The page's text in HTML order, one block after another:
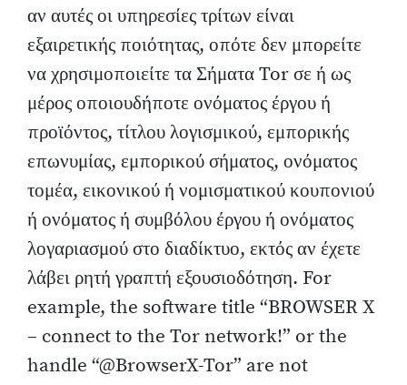
αν αυτές οι υπηρεσίες τρίτων είναι
εξαιρετικής ποιότητας, οπότε δεν μπορείτε
να χρησιμοποιείτε τα Σήματα Tor σε ή ως
μέρος οποιουδήποτε ονόματος έργου ή
προϊόντος, τίτλου λογισμικού, εμπορικής
επωνυμίας, εμπορικού σήματος, ονόματος
τομέα, εικονικού ή νομισματικού κουπονιού
ή ονόματος ή συμβόλου έργου ή ονόματος
λογαριασμού στο διαδίκτυο, εκτός αν έχετε
λάβει ρητή γραπτή εξουσιοδότηση. For
example, the software title “BROWSER X
– connect to the Tor network!” or the
handle “@BrowserX-Tor” are not